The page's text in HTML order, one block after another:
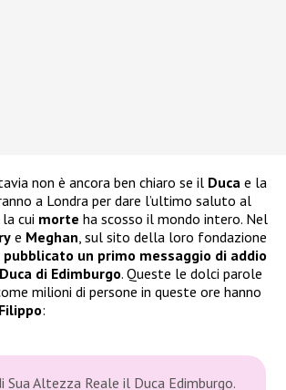
non è ancora ben chiaro se il Duca e la
a Londra per dare l’ultimo saluto al
la cui morte ha scosso il mondo intero. Nel
e Meghan, sul sito della loro fondazione
pubblicato un primo messaggio di addio
di Edimburgo. Queste le dolci parole
milioni di persone in queste ore hanno
Filippo:
Sua Altezza Reale il Duca Edimburgo.